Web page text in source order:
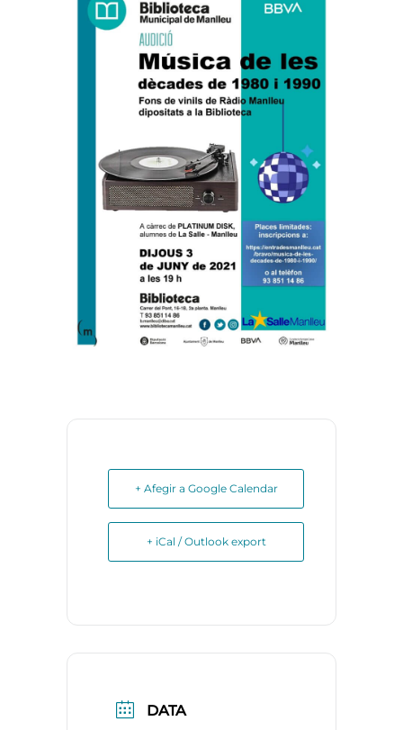
+ Afegir a Google Calendar
+ iCal / Outlook export
DATA